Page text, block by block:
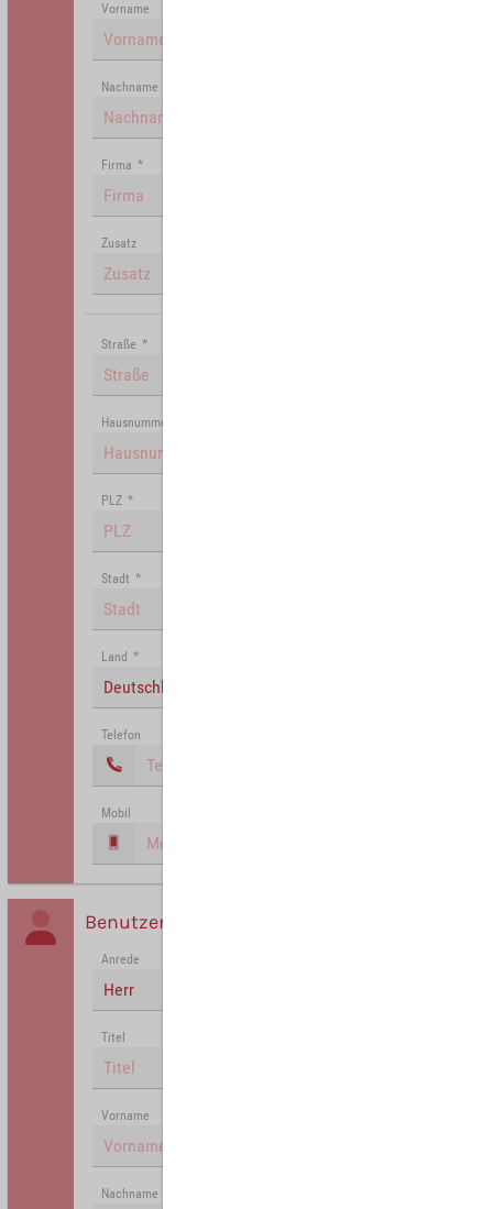
Vorname
Nachname
Firma *
Zusatz
Straße *
Hausnummer
PLZ *
Stadt *
Land *
Deutschland
Telefon
Mobil
Benutzer
Anrede
Herr
Titel
Vorname
Nachname